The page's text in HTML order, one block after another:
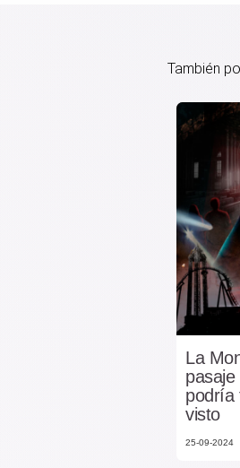
También
La
podría
visto
25-09-2024